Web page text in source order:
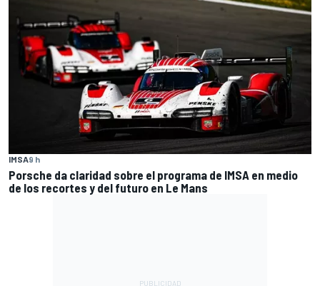
IMSA9 h
Porsche da claridad sobre el programa de IMSA en medio
de los recortes y del futuro en Le Mans